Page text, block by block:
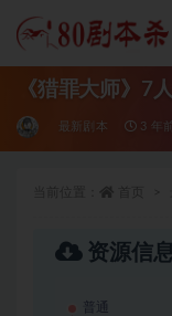
《猎罪大师》7
最新剧本 3 年前
资源信
普通